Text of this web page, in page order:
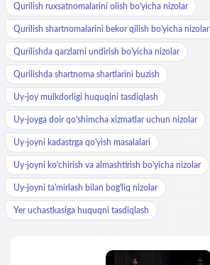
Qurilish ruxsatnomalarini olish bo'yicha nizolar
Qurilish shartnomalarini bekor qilish bo'yicha nizolar
Qurilishda qarzlarni undirish bo'yicha nizolar
Qurilishda shartnoma shartlarini buzish
Uy-joy mulkdorligi huquqini tasdiqlash
Uy-joyga doir qo'shimcha xizmatlar uchun nizolar
Uy-joyni kadastrga qo'yish masalalari
Uy-joyni ko'chirish va almashtirish bo'yicha nizolar
Uy-joyni ta'mirlash bilan bog'liq nizolar
Yer uchastkasiga huquqni tasdiqlash